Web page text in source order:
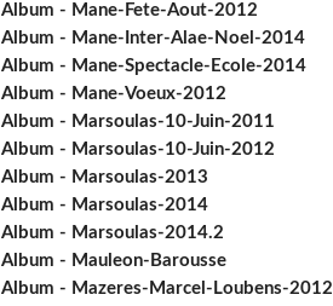
Album - Mane-Fete-Aout-2012
Album - Mane-Inter-Alae-Noel-2014
Album - Mane-Spectacle-Ecole-2014
Album - Mane-Voeux-2012
Album - Marsoulas-10-Juin-2011
Album - Marsoulas-10-Juin-2012
Album - Marsoulas-2013
Album - Marsoulas-2014
Album - Marsoulas-2014.2
Album - Mauleon-Barousse
Album - Mazeres-Marcel-Loubens-2012